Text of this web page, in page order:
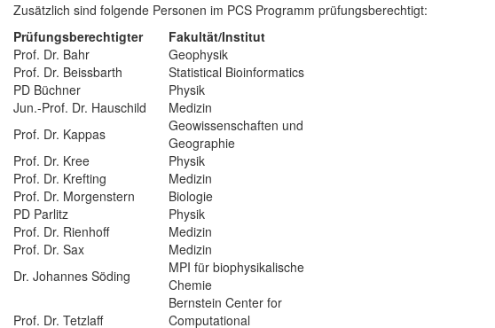
Zusätzlich sind folgende Personen im PCS Programm prüfungsberechtigt:
Prüfungsberechtigter
Fakultät/Institut
Prof. Dr. Bahr
Geophysik
Prof. Dr. Beissbarth
Statistical Bioinformatics
PD Büchner
Physik
Jun.-Prof. Dr. Hauschild
Medizin
Prof. Dr. Kappas
Geowissenschaften und
Geographie
Prof. Dr. Kree
Physik
Prof. Dr. Krefting
Medizin
Prof. Dr. Morgenstern
Biologie
PD Parlitz
Physik
Prof. Dr. Rienhoff
Medizin
Prof. Dr. Sax
Medizin
Dr. Johannes Söding
MPI für biophysikalische
Chemie
Prof. Dr. Tetzlaff
Bernstein Center for
Computational